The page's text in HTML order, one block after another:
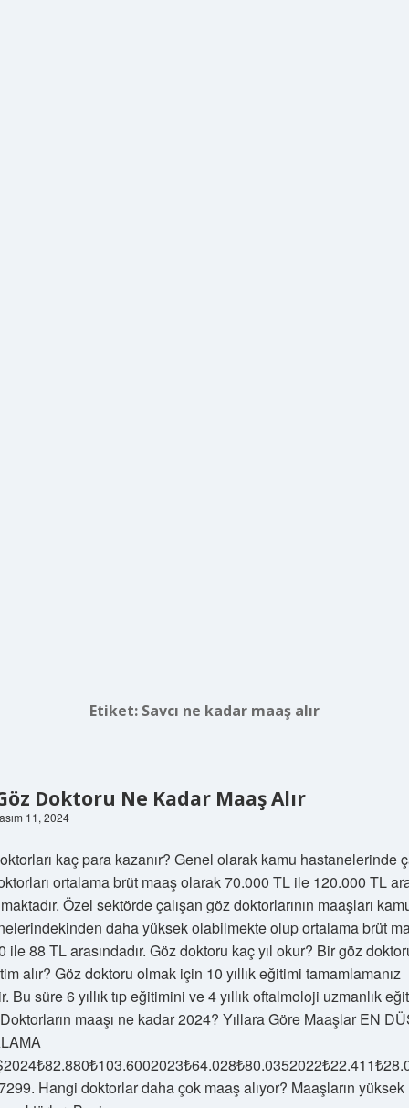
Etiket: Savcı ne kadar maaş alır
Doktoru Ne Kadar Maaş Alır
11, 2024
kaç para kazanır? Genel olarak kamu hastanelerinde
ortalama brüt maaş olarak 70.000 TL ile 120.000 TL
Özel sektörde çalışan göz doktorlarının maaşları
daha yüksek olabilmekte olup ortalama brüt
ile 88 TL arasındadır. Göz doktoru kaç yıl okur? Bir göz
alır? Göz doktoru olmak için 10 yıllık eğitimi tamamlamanız
Bu süre 6 yıllık tıp eğitimini ve 4 yıllık oftalmoloji uzmanlık
maaşı ne kadar 2024? Yıllara Göre Maaşlar EN
Hangi doktorlar daha çok maaş alıyor? Maaşların yüksek